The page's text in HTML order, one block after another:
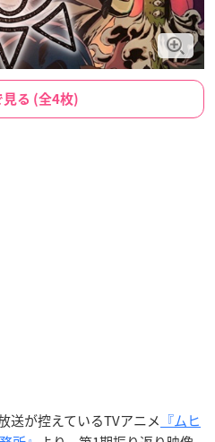
見る (全4枚)
送が控えているTVアニメ 『ムヒ